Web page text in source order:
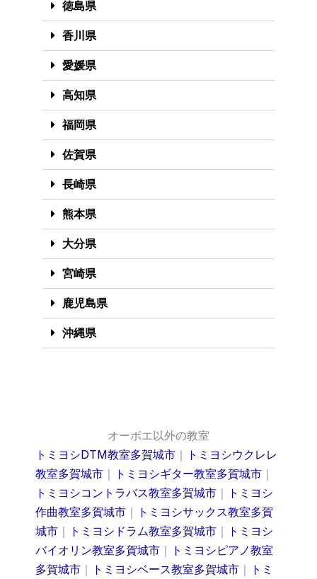
徳島県
香川県
愛媛県
高知県
福岡県
佐賀県
長崎県
熊本県
大分県
宮崎県
鹿児島県
沖縄県
オーボエ以外の教室
トミヨシDTM教室多賀城市 ｜ トミヨシウクレレ
教室多賀城市 ｜ トミヨシギター教室多賀城市 ｜
トミヨシコントラバス教室多賀城市 ｜ トミヨシ
作曲教室多賀城市 ｜ トミヨシサックス教室多賀
城市 ｜ トミヨシドラム教室多賀城市 ｜ トミヨシ
バイオリン教室多賀城市 ｜ トミヨシピアノ教室
多賀城市 ｜ トミヨシベース教室多賀城市 ｜ トミ